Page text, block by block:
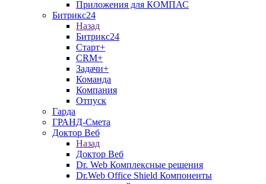
Приложения для КОМПАС
Битрикс24
Назад
Битрикс24
Старт+
CRM+
Задачи+
Команда
Компания
Отпуск
Гарда
ГРАНД-Смета
Доктор Веб
Назад
Доктор Веб
Dr. Web Комплексные решения
Dr.Web Office Shield Компоненты